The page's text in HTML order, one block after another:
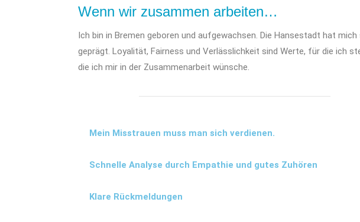
Wenn wir zusammen arbeiten…
Ich bin in Bremen geboren und aufgewachsen. Die Hansestadt hat
geprägt. Loyalität, Fairness und Verlässlichkeit sind Werte, für die ich
die ich mir in der Zusammenarbeit wünsche.
Mein Misstrauen muss man sich verdienen.
Schnelle Analyse durch Empathie und gutes Zuhören
Klare Rückmeldungen